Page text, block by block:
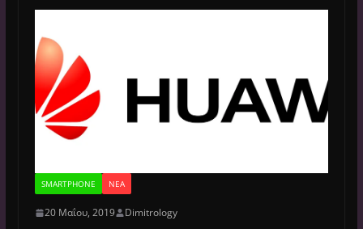
SMARTPHONE ΝΈΑ
20 Μαΐου, 2019 Dimitrology